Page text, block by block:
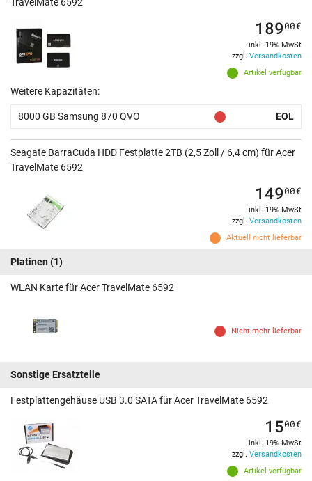
TravelMate 6592
Artikel verfügbar
18900€
inkl. 19% MwSt
zzgl. Versandkosten
Weitere Kapazitäten:
8000 GB Samsung 870 QVO EOL
Seagate BarraCuda HDD Festplatte 2TB (2,5 Zoll / 6,4 cm) für Acer
TravelMate 6592
Aktuell nicht lieferbar
14900€
inkl. 19% MwSt
zzgl. Versandkosten
Platinen (1)
WLAN Karte für Acer TravelMate 6592
Nicht mehr lieferbar
Sonstige Ersatzteile
Festplattengehäuse USB 3.0 SATA für Acer TravelMate 6592
Artikel verfügbar
1500€
inkl. 19% MwSt
zzgl. Versandkosten